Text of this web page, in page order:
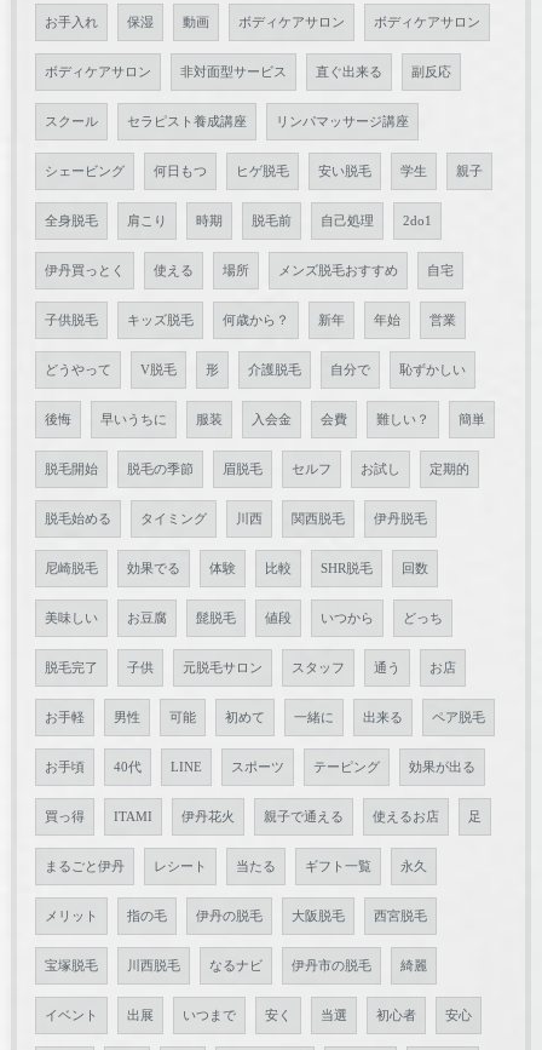
お手入れ 保湿 動画 ボディケアサロン ボディケアサロン
ボディケアサロン 非対面型サービス 直ぐ出来る 副反応
スクール セラピスト養成講座 リンパマッサージ講座
シェービング 何日もつ ヒゲ脱毛 安い脱毛 学生 親子
全身脱毛 肩こり 時期 脱毛前 自己処理 2do1
伊丹買っとく 使える 場所 メンズ脱毛おすすめ 自宅
子供脱毛 キッズ脱毛 何歳から？ 新年 年始 営業
どうやって V脱毛 形 介護脱毛 自分で 恥ずかしい
後悔 早いうちに 服装 入会金 会費 難しい？ 簡単
脱毛開始 脱毛の季節 眉脱毛 セルフ お試し 定期的
脱毛始める タイミング 川西 関西脱毛 伊丹脱毛
尼崎脱毛 効果でる 体験 比較 SHR脱毛 回数
美味しい お豆腐 髭脱毛 値段 いつから どっち
脱毛完了 子供 元脱毛サロン スタッフ 通う お店
お手軽 男性 可能 初めて 一緒に 出来る ペア脱毛
お手頃 40代 LINE スポーツ テーピング 効果が出る
買っ得 ITAMI 伊丹花火 親子で通える 使えるお店 足
まるごと伊丹 レシート 当たる ギフト一覧 永久
メリット 指の毛 伊丹の脱毛 大阪脱毛 西宮脱毛
宝塚脱毛 川西脱毛 なるナビ 伊丹市の脱毛 綺麗
イベント 出展 いつまで 安く 当選 初心者 安心